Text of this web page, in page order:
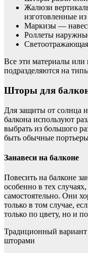
Жалюзи
изготовленные
Маркизы —
Роллеты
Все эти материалы или
подразделяются на
Шторы для
Для защиты от солнца
балкона используют
выбрать из большого
быть обычные
Занавеси на балконе
Повесить на балконе
особенно в тех
самостоятельно. Они
только в том случае,
только по цвету, но и по
Традиционный
шторами